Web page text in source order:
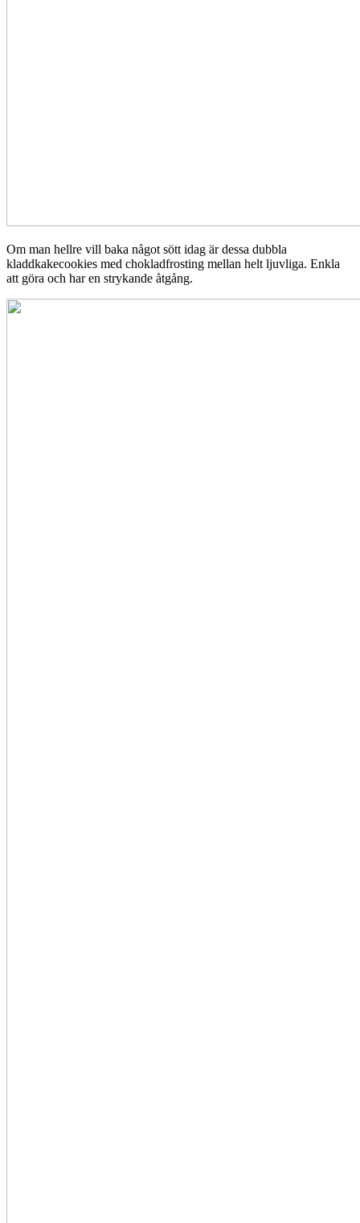
Om man hellre vill baka något sött idag är dessa dubbla
kladdkakecookies med chokladfrosting mellan helt ljuvliga. Enkla
att göra och har en strykande åtgång.